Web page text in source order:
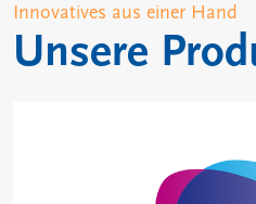
Innovatives aus einer Hand
Unsere